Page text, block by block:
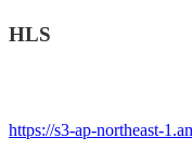
HLS
https://s3-ap-northeast-